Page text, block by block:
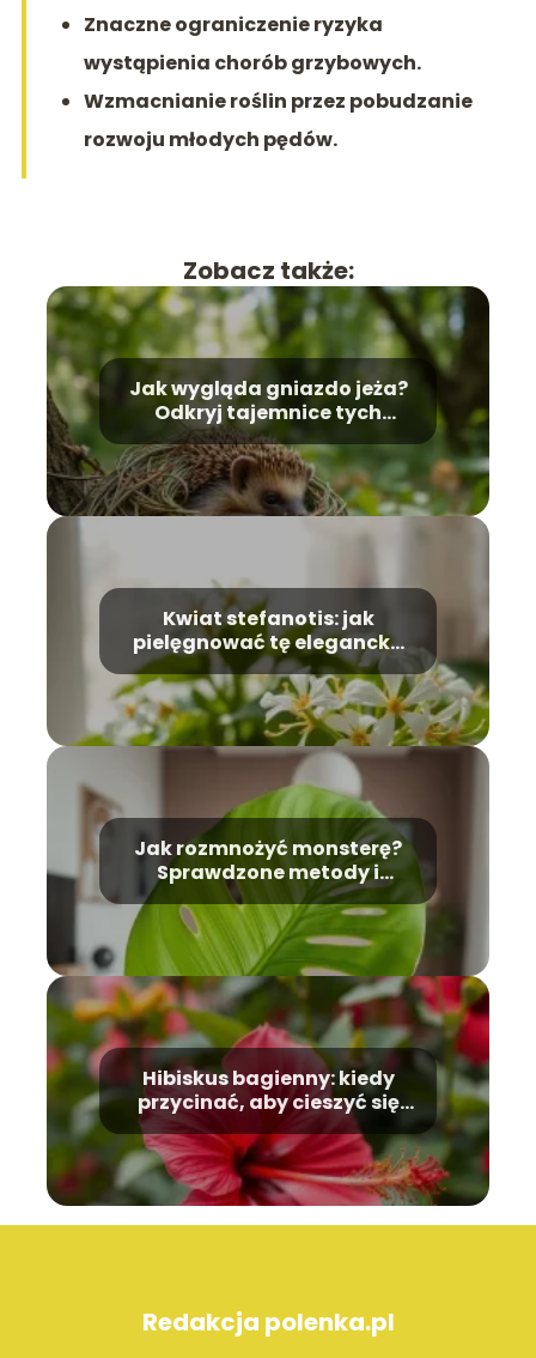
Znaczne ograniczenie ryzyka
wystąpienia chorób grzybowych.
Wzmacnianie roślin przez pobudzanie
rozwoju młodych pędów.
Zobacz także:
Jak wygląda gniazdo jeża?
Odkryj tajemnice tych
ssaków
Kwiat stefanotis: jak
pielęgnować tę elegancką
roślinę?
Jak rozmnożyć monsterę?
Sprawdzone metody i
porady dla każdego
Hibiskus bagienny: kiedy
przycinać, aby cieszyć się
Redakcja polenka.pl